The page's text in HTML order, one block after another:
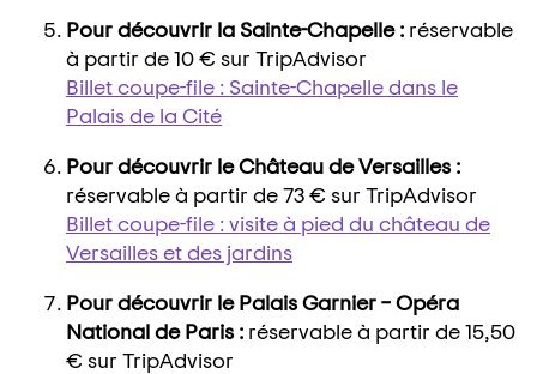
Pour découvrir la Sainte-Chapelle : réservable
à partir de 10 € sur TripAdvisor
Billet coupe-file : Sainte-Chapelle dans le
Palais de la Cité
Pour découvrir le Château de Versailles :
réservable à partir de 73 € sur TripAdvisor
Billet coupe-file : visite à pied du château de
Versailles et des jardins
Pour découvrir le Palais Garnier – Opéra
National de Paris : réservable à partir de 15,50
€ sur TripAdvisor